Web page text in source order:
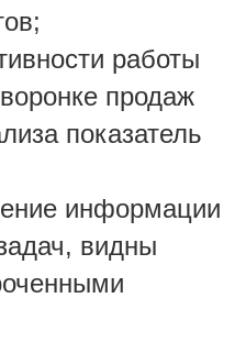
работы
продаж
показатель
информации
видны